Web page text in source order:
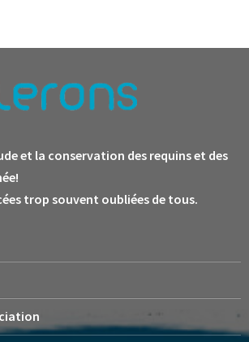
et la conservation des requins et des
trop souvent oubliées de tous.